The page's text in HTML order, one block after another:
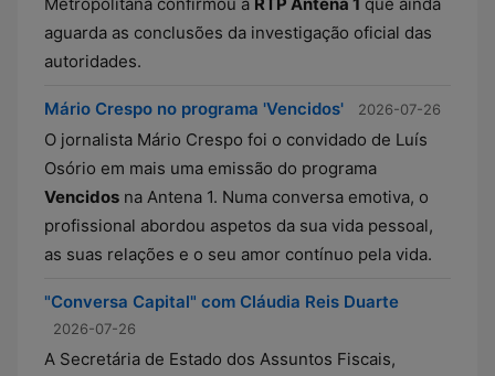
aguarda as conclusões da investigação oficial das
autoridades.
Mário Crespo no programa 'Vencidos' 2026-07-26
O jornalista Mário Crespo foi o convidado de Luís
Osório em mais uma emissão do programa
Vencidos na Antena 1. Numa conversa emotiva, o
profissional abordou aspetos da sua vida pessoal,
as suas relações e o seu amor contínuo pela vida.
"Conversa Capital" com Cláudia Reis Duarte
2026-07-26
A Secretária de Estado dos Assuntos Fiscais,